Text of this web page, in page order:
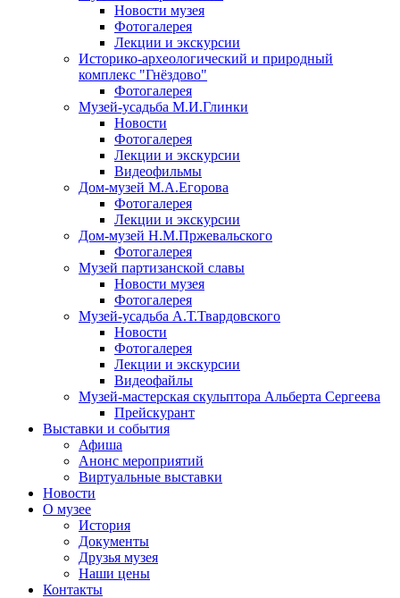
Новости музея
Фотогалерея
Лекции и экскурсии
Историко-археологический и природный
комплекс "Гнёздово"
Фотогалерея
Музей-усадьба М.И.Глинки
Новости
Фотогалерея
Лекции и экскурсии
Видеофильмы
Дом-музей М.А.Егорова
Фотогалерея
Лекции и экскурсии
Дом-музей Н.М.Пржевальского
Фотогалерея
Музей партизанской славы
Новости музея
Фотогалерея
Музей-усадьба А.Т.Твардовского
Новости
Фотогалерея
Лекции и экскурсии
Видеофайлы
Музей-мастерская скульптора Альберта Сергеева
Прейскурант
Выставки и события
Афиша
Анонс мероприятий
Виртуальные выставки
Новости
О музее
История
Документы
Друзья музея
Наши цены
Контакты